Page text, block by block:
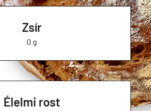
Zsír
0 g
Élelmi rost